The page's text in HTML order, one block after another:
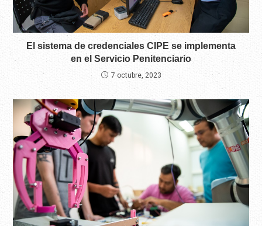
El sistema de credenciales CIPE se implementa
en el Servicio Penitenciario
7 octubre, 2023